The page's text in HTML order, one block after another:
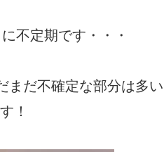
不定期です・・・
まだ不確定な部分は多い
！